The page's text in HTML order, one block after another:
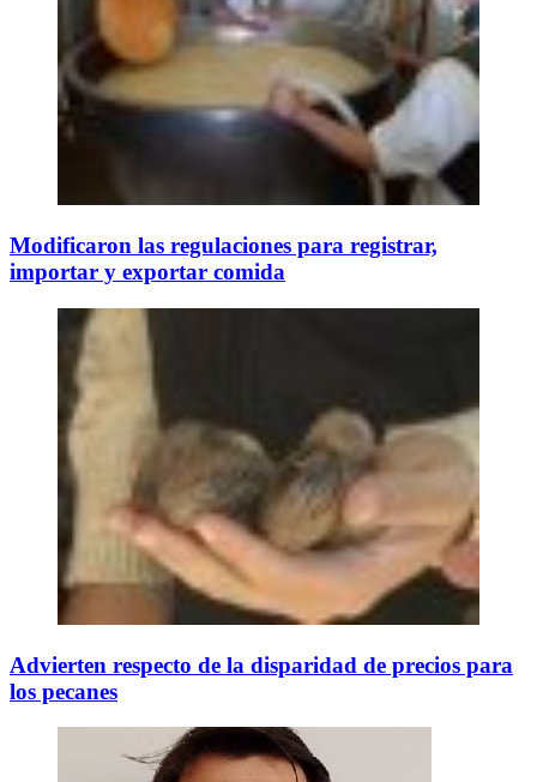
Modificaron las regulaciones para registrar,
importar y exportar comida
Advierten respecto de la disparidad de precios para
los pecanes